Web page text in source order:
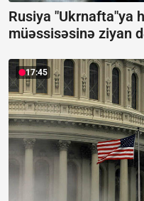
Rusiya "Ukrnafta"ya
müəssisəsinə ziyan
17:45